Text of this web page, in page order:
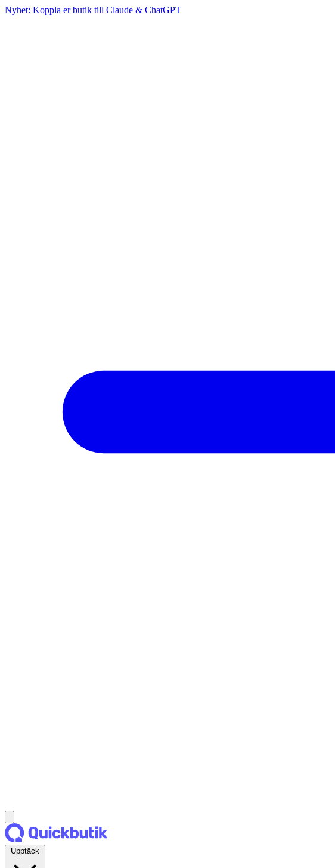
Nyhet: Koppla er butik till Claude & ChatGPT